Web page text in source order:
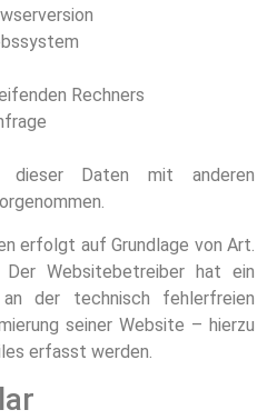
Rechners
dieser Daten mit anderen
erfolgt auf Grundlage von Art.
Websitebetreiber hat ein
der technisch fehlerfreien
seiner Website – hierzu
erfasst werden.